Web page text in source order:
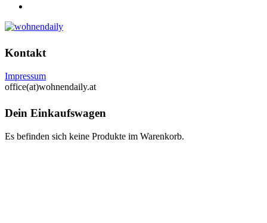
Kontakt
Impressum
office(at)wohnendaily.at
Dein Einkaufswagen
Es befinden sich keine Produkte im Warenkorb.